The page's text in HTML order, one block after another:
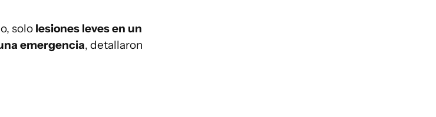
solo lesiones leves en un
emergencia, detallaron